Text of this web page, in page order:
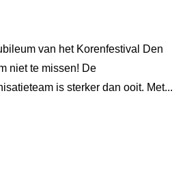
van het Korenfestival Den
niet te missen! De
is sterker dan ooit. Met...